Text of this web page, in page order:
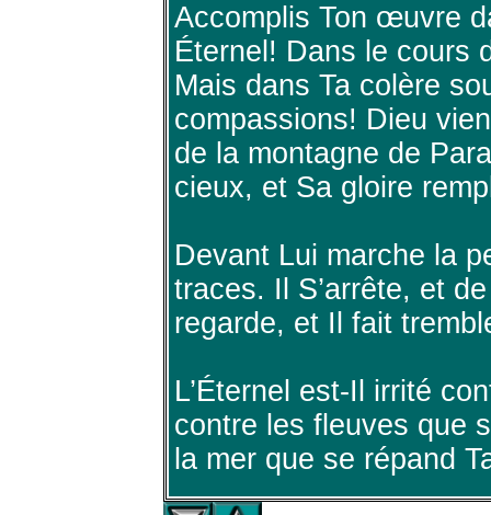
Accomplis Ton œuvre
Éternel! Dans le cours
Mais dans Ta colère
compassions! Dieu
de la montagne de
cieux, et Sa gloire
Devant Lui marche la
traces. Il S’arrête, et
regarde, et Il fait
L’Éternel est-Il irrité
contre les fleuves que
la mer que se répand